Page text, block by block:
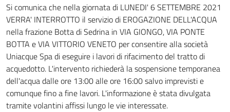
Dettagli della notizia
Si comunica che nella giornata di LUNEDI' 6 SETTEMBRE 2021
VERRA' INTERROTTO il servizio di EROGAZIONE DELL'ACQUA
nella frazione Botta di Sedrina in VIA GIONGO, VIA PONTE
BOTTA e VIA VITTORIO VENETO per consentire alla società
Uniacque Spa di eseguire i lavori di rifacimento del tratto di
acquedotto. L'intervento richiederà la sospensione temporanea
dell'acqua dalle ore 13:00 alle ore 16:00 salvo imprevisti e
comunque fino a fine lavori. L'informazione è stata divulgata
tramite volantini affissi lungo le vie interessate.